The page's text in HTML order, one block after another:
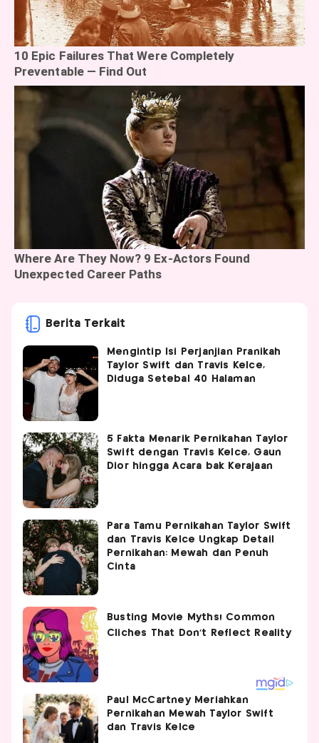
Berita Terkait
Mengintip Isi Perjanjian Pranikah
Taylor Swift dan Travis Kelce,
Diduga Setebal 40 Halaman
5 Fakta Menarik Pernikahan Taylor
Swift dengan Travis Kelce, Gaun
Dior hingga Acara bak Kerajaan
Para Tamu Pernikahan Taylor Swift
dan Travis Kelce Ungkap Detail
Pernikahan: Mewah dan Penuh
Cinta
Paul McCartney Meriahkan
Pernikahan Mewah Taylor Swift
dan Travis Kelce